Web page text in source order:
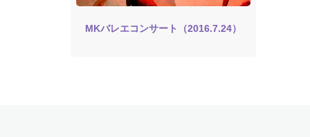
MKバレエコンサート（2016.7.24）